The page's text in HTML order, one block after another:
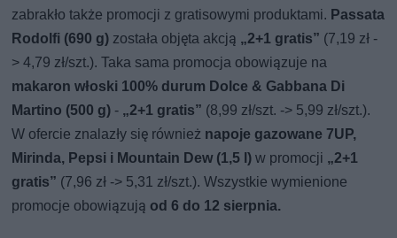
zabrakło także promocji z gratisowymi produktami. Passata
Rodolfi (690 g) została objęta akcją „2+1 gratis” (7,19 zł -
> 4,79 zł/szt.). Taka sama promocja obowiązuje na
makaron włoski 100% durum Dolce & Gabbana Di
Martino (500 g) - „2+1 gratis” (8,99 zł/szt. -> 5,99 zł/szt.).
W ofercie znalazły się również napoje gazowane 7UP,
Mirinda, Pepsi i Mountain Dew (1,5 l) w promocji „2+1
gratis” (7,96 zł -> 5,31 zł/szt.). Wszystkie wymienione
promocje obowiązują od 6 do 12 sierpnia.